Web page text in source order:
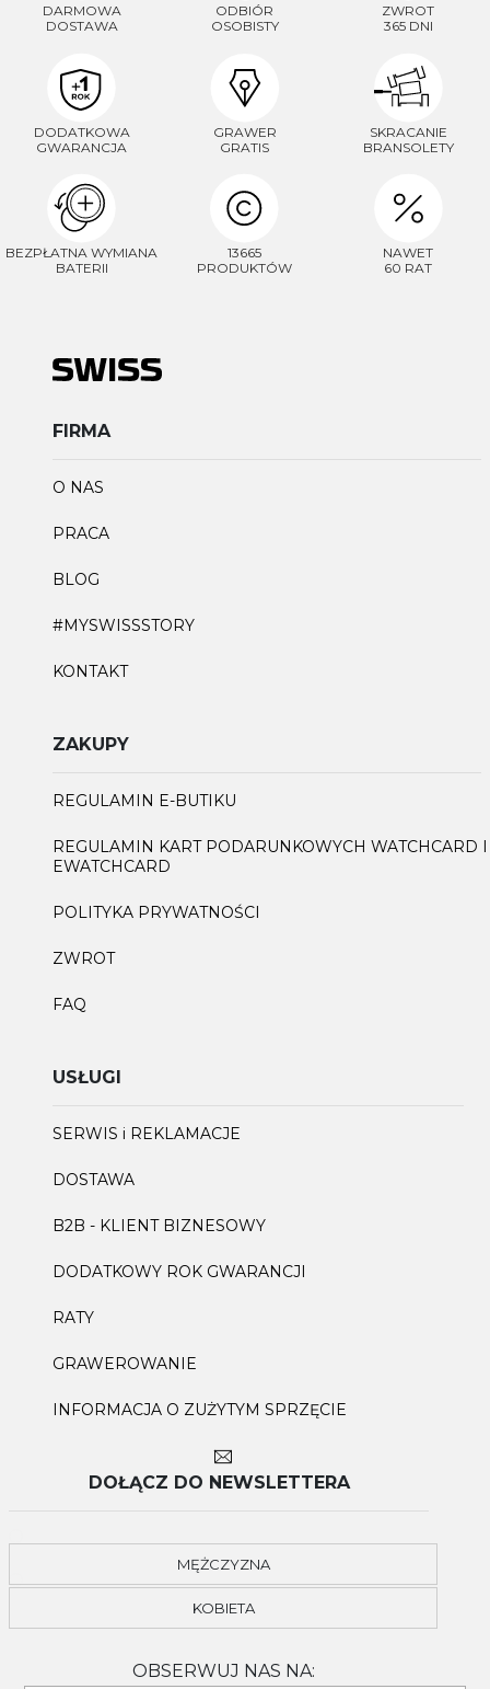
DARMOWA
DOSTAWA
ODBIÓR
OSOBISTY
ZWROT
365 DNI
DODATKOWA
GWARANCJA
GRAWER
GRATIS
SKRACANIE
BRANSOLETY
BEZPŁATNA WYMIANA
BATERII
13665
PRODUKTÓW
NAWET
60 RAT
FIRMA
O NAS
PRACA
BLOG
#MYSWISSSTORY
KONTAKT
ZAKUPY
REGULAMIN E-BUTIKU
REGULAMIN KART PODARUNKOWYCH WATCHCARD I
EWATCHCARD
POLITYKA PRYWATNOŚCI
ZWROT
FAQ
USŁUGI
SERWIS i REKLAMACJE
DOSTAWA
B2B - KLIENT BIZNESOWY
DODATKOWY ROK GWARANCJI
RATY
GRAWEROWANIE
INFORMACJA O ZUŻYTYM SPRZĘCIE
DOŁĄCZ DO NEWSLETTERA
MĘŻCZYZNA
KOBIETA
OBSERWUJ NAS NA: